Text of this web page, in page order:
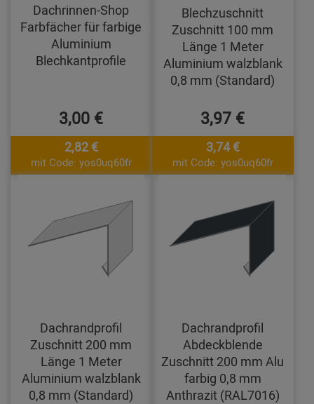
Dachrinnen-Shop
Farbfächer für farbige
Aluminium
Blechkantprofile
3,00 €
2,82 €
mit Code: yos0uq60fr
Blechzuschnitt
Zuschnitt 100 mm
Länge 1 Meter
Aluminium walzblank
0,8 mm (Standard)
3,97 €
3,74 €
mit Code: yos0uq60fr
Dachrandprofil
Zuschnitt 200 mm
Länge 1 Meter
Aluminium walzblank
0,8 mm (Standard)
Dachrandprofil
Abdeckblende
Zuschnitt 200 mm Alu
farbig 0,8 mm
Anthrazit (RAL7016)